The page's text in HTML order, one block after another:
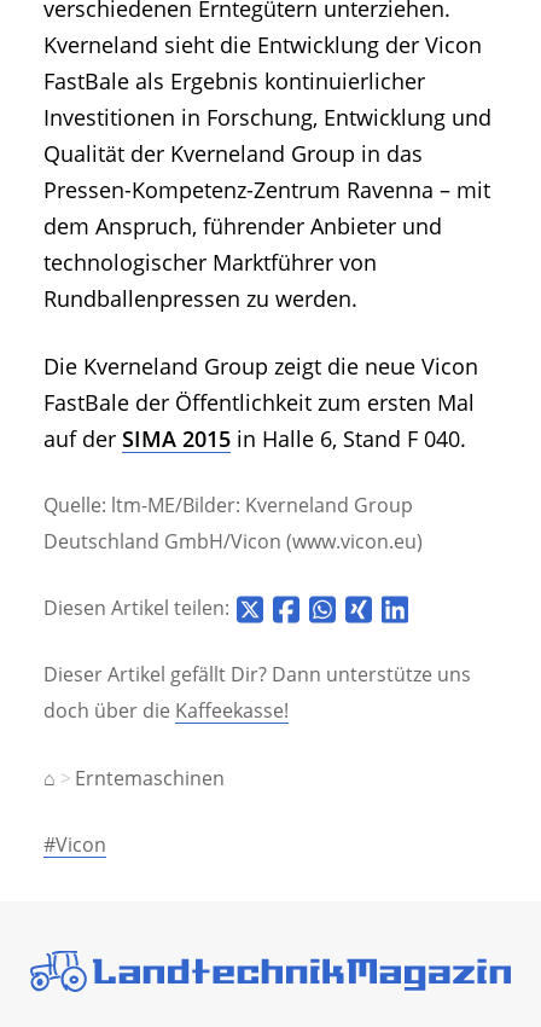
verschiedenen Erntegütern unterziehen.
Kverneland sieht die Entwicklung der Vicon
FastBale als Ergebnis kontinuierlicher
Investitionen in Forschung, Entwicklung und
Qualität der Kverneland Group in das
Pressen-Kompetenz-Zentrum Ravenna – mit
dem Anspruch, führender Anbieter und
technologischer Marktführer von
Rundballenpressen zu werden.
Die Kverneland Group zeigt die neue Vicon
FastBale der Öffentlichkeit zum ersten Mal
auf der SIMA 2015 in Halle 6, Stand F 040.
Quelle: ltm-ME/Bilder: Kverneland Group
Deutschland GmbH/Vicon (www.vicon.eu)
Diesen Artikel teilen:
Dieser Artikel gefällt Dir? Dann unterstütze uns
doch über die Kaffeekasse!
⌂ Erntemaschinen
#Vicon